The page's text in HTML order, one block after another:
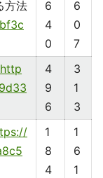
方法
6
4
0
6
0
7
http
4
9
6
3
1
3
1
8
4
1
6
1